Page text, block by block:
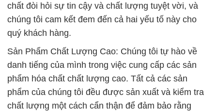
chất đòi hỏi sự tin cậy và chất lượng tuyệt vời, và
chúng tôi cam kết đem đến cả hai yếu tố này cho
quý khách hàng.
Sản Phẩm Chất Lượng Cao: Chúng tôi tự hào về
danh tiếng của mình trong việc cung cấp các sản
phẩm hóa chất chất lượng cao. Tất cả các sản
phẩm của chúng tôi đều được sản xuất và kiểm tra
chất lượng một cách cẩn thận để đảm bảo rằng